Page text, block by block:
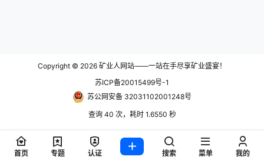
Copyright © 2026 矿业人网站——一站在手尽享矿业盛宴！
苏ICP备20015499号-1
苏公网安备 32031102001248号
查询 40 次，耗时 1.6550 秒
首页 专题 认证 搜索 菜单 我的